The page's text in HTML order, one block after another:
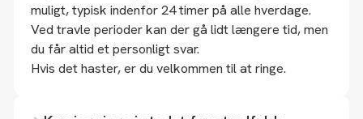
muligt, typisk indenfor 24 timer på alle hverdage.
Ved travle perioder kan der gå lidt længere tid, men
du får altid et personligt svar.
Hvis det haster, er du velkommen til at ringe.